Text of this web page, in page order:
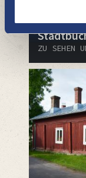
ZU SEHEN